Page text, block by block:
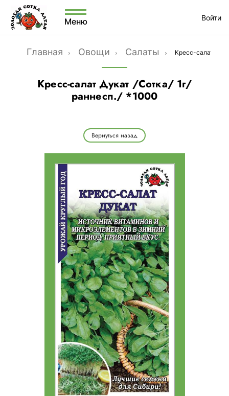
Меню Войти
Главная Овощи Салаты Кресс-салат
Кресс-салат Дукат /Сотка/ 1г/
раннесп./ *1000
Вернуться назад